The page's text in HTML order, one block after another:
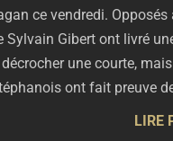
ce vendredi. Opposés
Sylvain Gibert ont livré
une courte, mais
ont fait preuve
LIRE